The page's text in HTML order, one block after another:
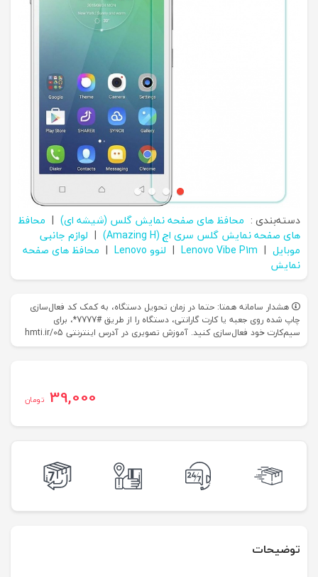
دسته‌بندی : محافظ های صفحه نمایش گلس (شیشه ای) | محافظ
های صفحه نمایش گلس سری اچ (Amazing H)
| لوازم جانبی
موبایل |
Lenovo Vibe P1m
| لنوو Lenovo | محافظ های صفحه
نمایش
هشدار سامانه همتا: حتما در زمان تحویل دستگاه، به کمک کد فعال‌سازی
چاپ شده روی جعبه یا کارت گارانتی، دستگاه را از طریق #7777*، برای
سیم‌کارت خود فعال‌سازی کنید. آموزش تصویری در آدرس اینترنتی hmti.ir/05
39,000 تومان
توضیحات